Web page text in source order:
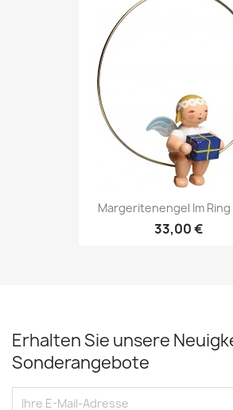
Margeritenengel Im Ring
33,00 €
Erhalten Sie unsere
Sonderangebote